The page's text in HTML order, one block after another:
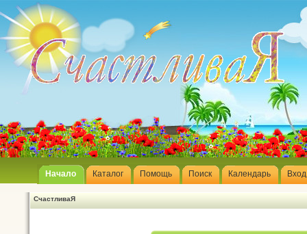
Начало Каталог Помощь Поиск Календарь Вход
СчастливаЯ